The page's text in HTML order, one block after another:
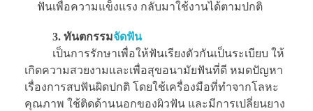
ฟันเพื่อความแข็งแรง กลับมาใช้งานได้ตามปกติ
3. ทันตกรรมจัดฟัน
เป็นการรักษาเพื่อให้ฟันเรียงตัวกันเป็นระเบียบ ให้
เกิดความสวยงามและเพื่อสุขอนามัยฟันที่ดี หมดปัญหา
เรื่องการสบฟันผิดปกติ โดยใช้เครื่องมือที่ทำจากโลหะ
คุณภาพ ใช้ติดด้านนอกของผิวฟัน และมีการเปลี่ยนยาง